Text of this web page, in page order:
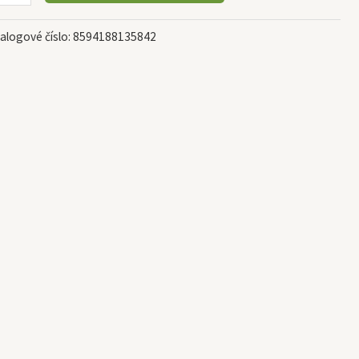
číslo: 8594188135842